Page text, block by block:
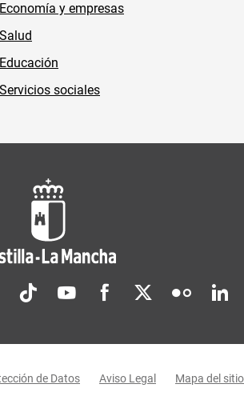
Economía y empresas
Salud
Educación
Servicios sociales
sociales JCCM
de Datos Aviso Legal Mapa del sitio